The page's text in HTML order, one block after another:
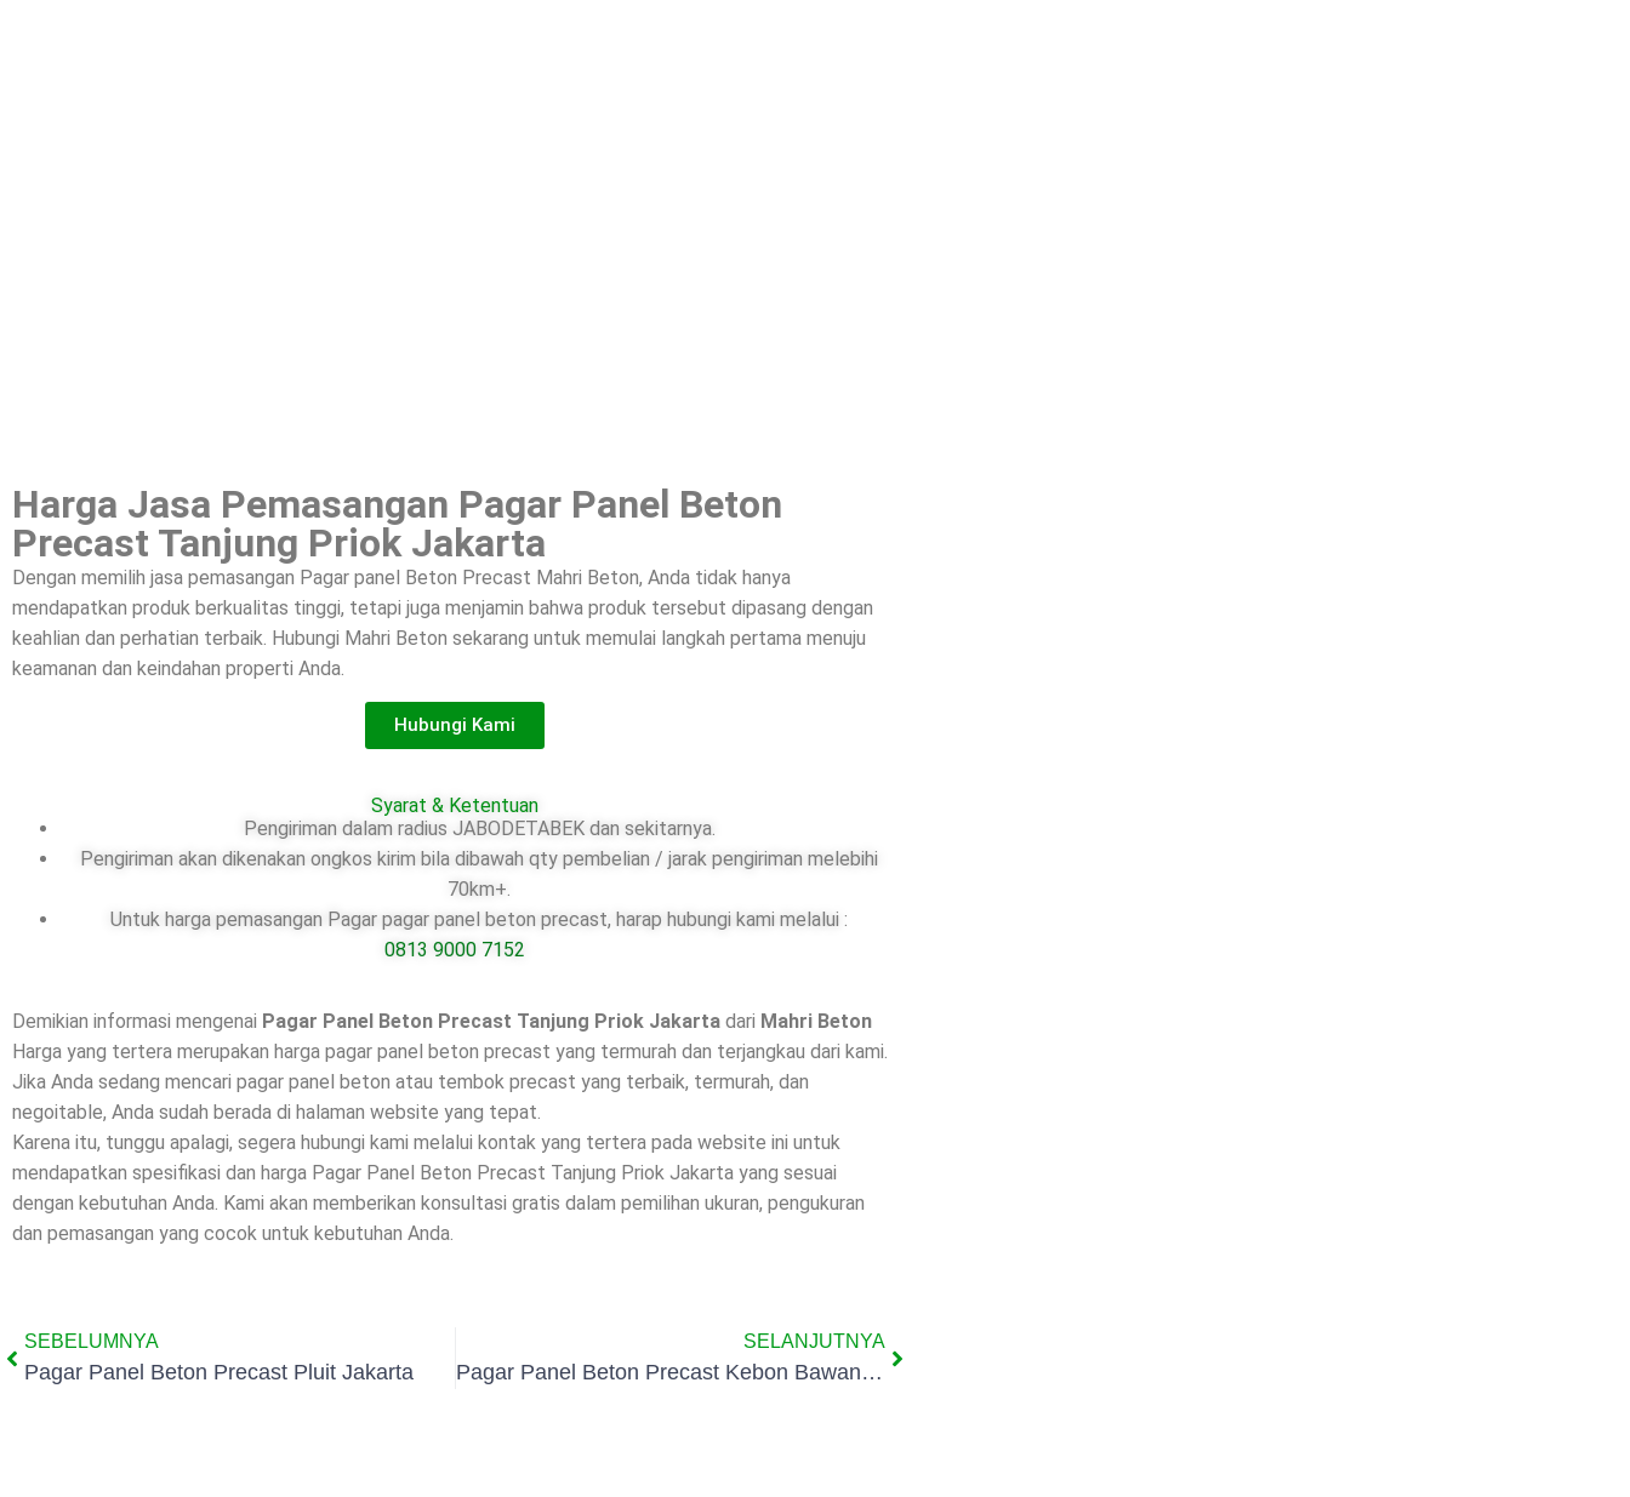
Harga Jasa Pemasangan Pagar Panel Beton
Precast Tanjung Priok Jakarta
Dengan memilih jasa pemasangan Pagar panel Beton Precast Mahri Beton, Anda tidak hanya
mendapatkan produk berkualitas tinggi, tetapi juga menjamin bahwa produk tersebut dipasang dengan
keahlian dan perhatian terbaik. Hubungi Mahri Beton sekarang untuk memulai langkah pertama menuju
keamanan dan keindahan properti Anda.
Hubungi Kami
Syarat & Ketentuan
Pengiriman dalam radius JABODETABEK dan sekitarnya.
Pengiriman akan dikenakan ongkos kirim bila dibawah qty pembelian / jarak pengiriman melebihi
70km+.
Untuk harga pemasangan Pagar pagar panel beton precast, harap hubungi kami melalui :
0813 9000 7152
Demikian informasi mengenai Pagar Panel Beton Precast Tanjung Priok Jakarta dari Mahri Beton
Harga yang tertera merupakan harga pagar panel beton precast yang termurah dan terjangkau dari kami.
Jika Anda sedang mencari pagar panel beton atau tembok precast yang terbaik, termurah, dan
negoitable, Anda sudah berada di halaman website yang tepat.
Karena itu, tunggu apalagi, segera hubungi kami melalui kontak yang tertera pada website ini untuk
mendapatkan spesifikasi dan harga Pagar Panel Beton Precast Tanjung Priok Jakarta yang sesuai
dengan kebutuhan Anda. Kami akan memberikan konsultasi gratis dalam pemilihan ukuran, pengukuran
dan pemasangan yang cocok untuk kebutuhan Anda.
SEBELUMNYA
Pagar Panel Beton Precast Pluit Jakarta
SELANJUTNYA
Pagar Panel Beton Precast Kebon Bawang Jakarta